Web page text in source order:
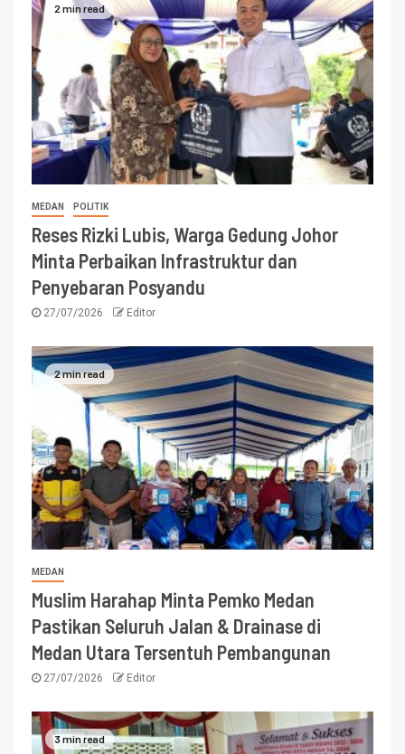
2 min read
MEDAN POLITIK
Reses Rizki Lubis, Warga Gedung Johor
Minta Perbaikan Infrastruktur dan
Penyebaran Posyandu
27/07/2026 Editor
2 min read
MEDAN
Muslim Harahap Minta Pemko Medan
Pastikan Seluruh Jalan & Drainase di
Medan Utara Tersentuh Pembangunan
27/07/2026 Editor
3 min read